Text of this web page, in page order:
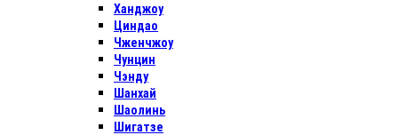
Ханджоу
Циндао
Чженчжоу
Чунцин
Чэнду
Шанхай
Шаолинь
Шигатзе